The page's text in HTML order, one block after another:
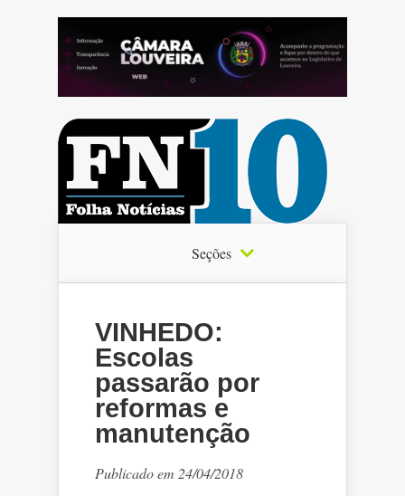
Seções
VINHEDO:
Escolas
passarão por
reformas e
manutenção
Publicado em 24/04/2018